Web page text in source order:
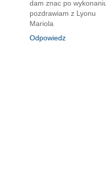
dam znac po
pozdrawiam z Lyonu
Mariola
Odpowiedz